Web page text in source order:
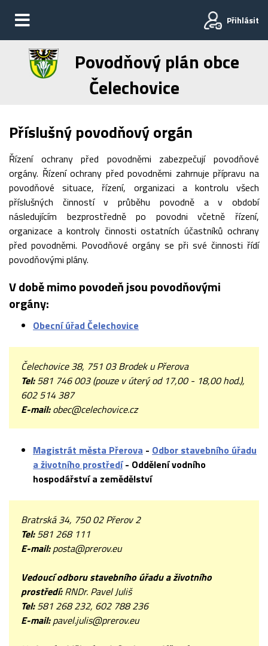
Přihlásit
Povodňový plán obce
Čelechovice
Příslušný povodňový orgán
Řízení ochrany před povodněmi zabezpečují povodňové
orgány. Řízení ochrany před povodněmi zahrnuje přípravu na
povodňové situace, řízení, organizaci a kontrolu všech
příslušných činností v průběhu povodně a v období
následujícím bezprostředně po povodni včetně řízení,
organizace a kontroly činnosti ostatních účastníků ochrany
před povodněmi. Povodňové orgány se při své činnosti řídí
povodňovými plány.
V době mimo povodeň jsou povodňovými
orgány:
Obecní úřad Čelechovice
Čelechovice 38, 751 03 Brodek u Přerova
Tel:581 746 003 (pouze v úterý od 17,00 - 18,00 hod.),
602 514 387
E-mail:obec@celechovice.cz
Magistrát města Přerova - Odbor stavebního úřadu
a životního prostředí- Oddělení vodního
hospodářství a zemědělství
Bratrská 34, 750 02 Přerov 2
Tel:581 268 111
E-mail:posta@prerov.eu
Vedoucí odboru stavebního úřadu a životního
prostředí:RNDr. Pavel Juliš
Tel:581 268 232, 602 788 236
E-mail:pavel.julis@prerov.eu